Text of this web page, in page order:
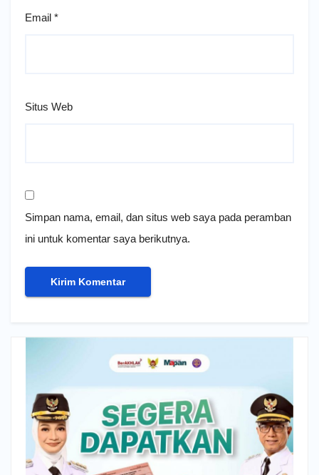
Email *
Situs Web
Simpan nama, email, dan situs web saya pada peramban
ini untuk komentar saya berikutnya.